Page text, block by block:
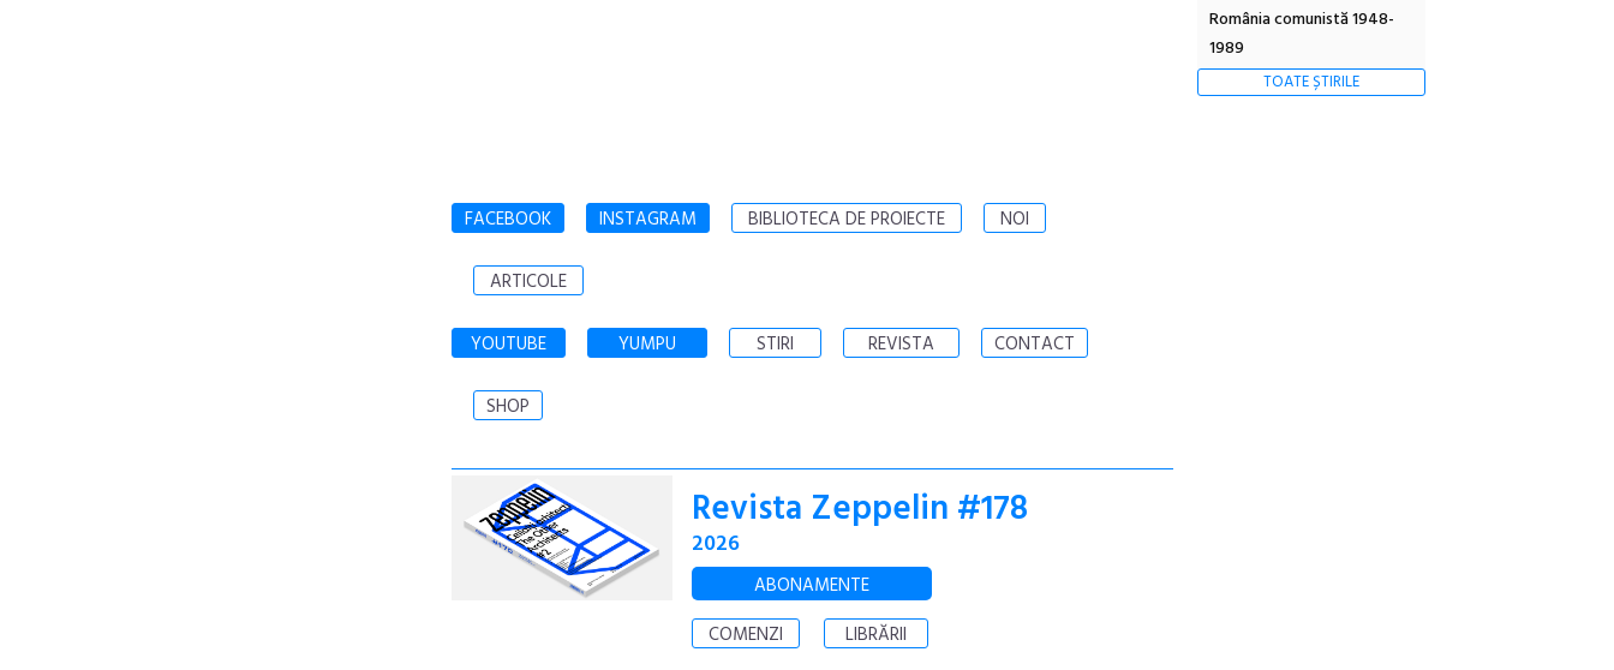
România comunistă 1948-
1989
TOATE ȘTIRILE
FACEBOOK INSTAGRAM BIBLIOTECA DE PROIECTE NOI
ARTICOLE
YOUTUBE YUMPU STIRI REVISTA CONTACT
SHOP
Revista Zeppelin #178
2026
ABONAMENTE
COMENZI
LIBRĂRII